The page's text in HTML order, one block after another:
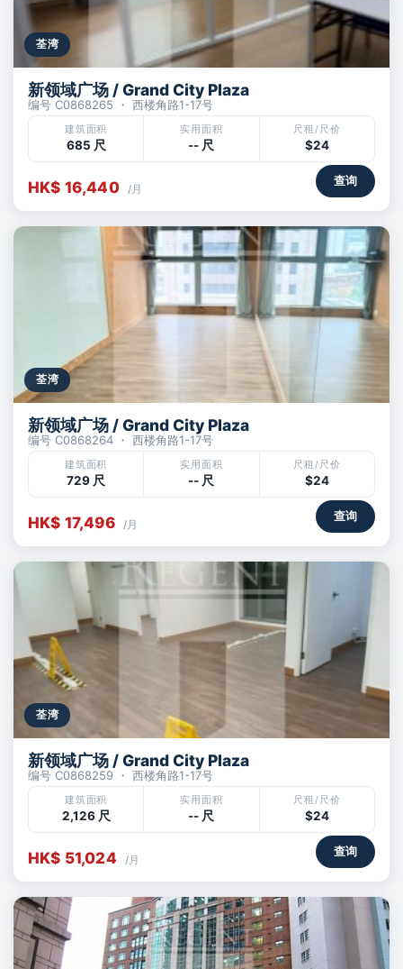
荃湾
新领域广场 / Grand City Plaza
编号 C0868265 ・ 西楼角路1-17号
建筑面积
685 尺
实用面积
-- 尺
尺租/尺价
$24
HK$ 16,440 /月
查询
荃湾
新领域广场 / Grand City Plaza
编号 C0868264 ・ 西楼角路1-17号
建筑面积
729 尺
实用面积
-- 尺
尺租/尺价
$24
HK$ 17,496 /月
查询
荃湾
新领域广场 / Grand City Plaza
编号 C0868259 ・ 西楼角路1-17号
建筑面积
2,126 尺
实用面积
-- 尺
尺租/尺价
$24
HK$ 51,024 /月
查询